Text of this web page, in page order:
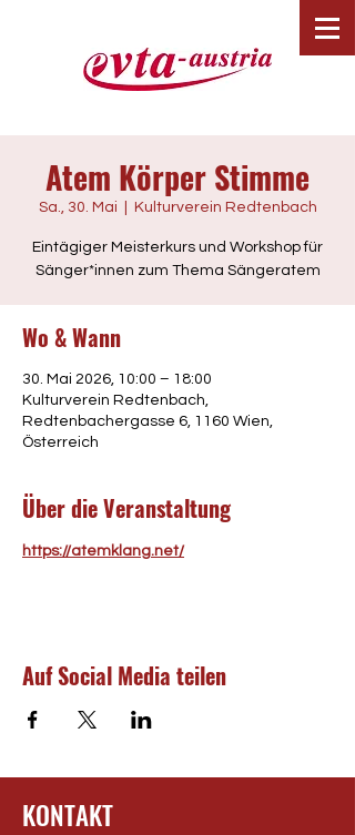
Atem Körper Stimme
Sa., 30. Mai Kulturverein Redtenbach
Eintägiger Meisterkurs und Workshop für
Sänger*innen zum Thema Sängeratem
Wo & Wann
30. Mai 2026, 10:00 – 18:00
Kulturverein Redtenbach,
Redtenbachergasse 6, 1160 Wien,
Österreich
Über die Veranstaltung
https://atemklang.net/
Auf Social Media teilen
KONTAKT